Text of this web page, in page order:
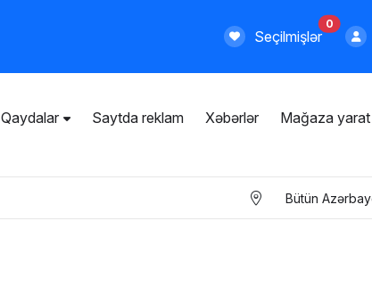
Seçilmişlər
0
Qaydalar Saytda reklam Xəbərlər Mağaza yarat
Bütün